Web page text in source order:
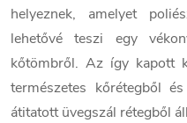
helyeznek, amelyet
lehetővé teszi egy
kőtömbről. Az így kapott
természetes kőrétegből
átitatott üvegszál rétegből